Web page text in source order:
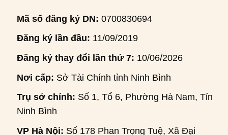
Mã số đăng ký DN: 0700830694
Đăng ký lần đầu: 11/09/2019
Đăng ký thay đổi lần thứ 7: 10/06/2026
Nơi cấp: Sở Tài Chính tỉnh Ninh Bình
Trụ sở chính: Số 1, Tổ 6, Phường Hà Nam, Tỉnh
Ninh Bình
VP Hà Nội: Số 178 Phan Trọng Tuệ, Xã Đại